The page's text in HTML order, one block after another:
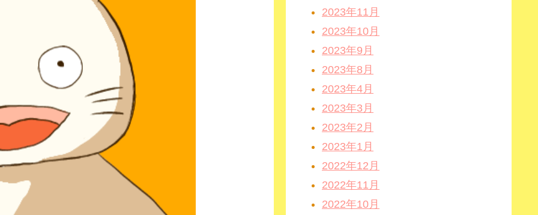
2023年11月
2023年10月
2023年9月
2023年8月
2023年4月
2023年3月
2023年2月
2023年1月
2022年12月
2022年11月
2022年10月